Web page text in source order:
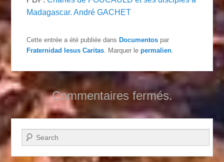
Madagascar. André GACHET
Cette entrée a été publiée dansDocumentos par
Fraternidad Iesus Caritas . Marquer lepermalien
Commentaires fermés.
Recherche